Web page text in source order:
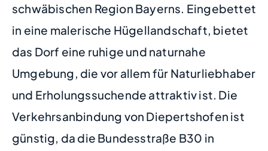
schwäbischen Region Bayerns. Eingebettet
in eine malerische Hügellandschaft, bietet
das Dorf eine ruhige und naturnahe
Umgebung, die vor allem für Naturliebhaber
und Erholungssuchende attraktiv ist. Die
Verkehrsanbindung von Diepertshofen ist
günstig, da die Bundesstraße B30 in